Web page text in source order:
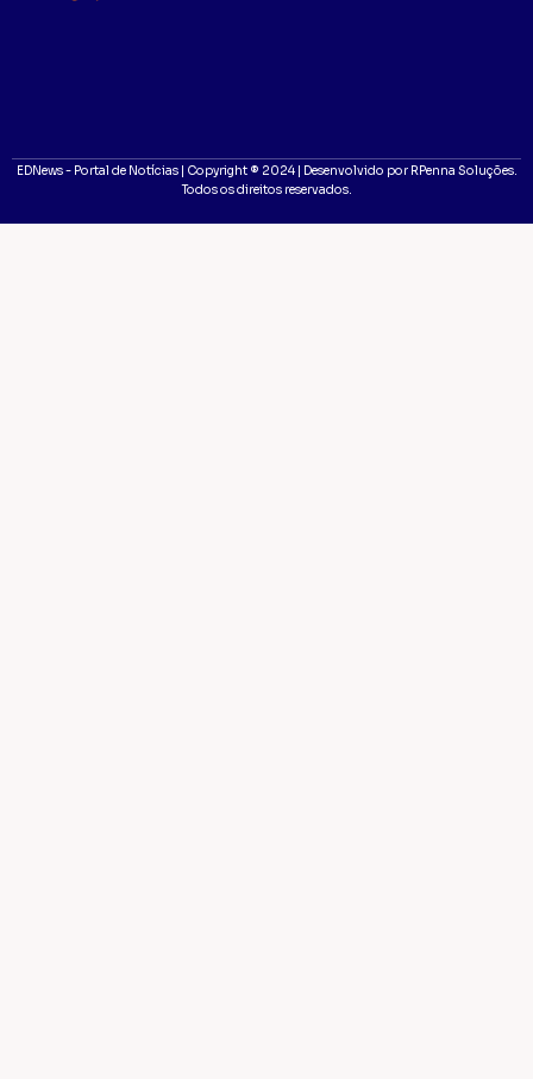
EDNews - Portal de Notícias | Copyright ® 2024 | Desenvolvido por RPenna Soluções.
Todos os direitos reservados.